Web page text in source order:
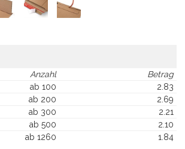
Anzahl
Betrag
ab 100
2.83
ab 200
2.69
ab 300
2.21
ab 500
2.10
ab 1260
1.84